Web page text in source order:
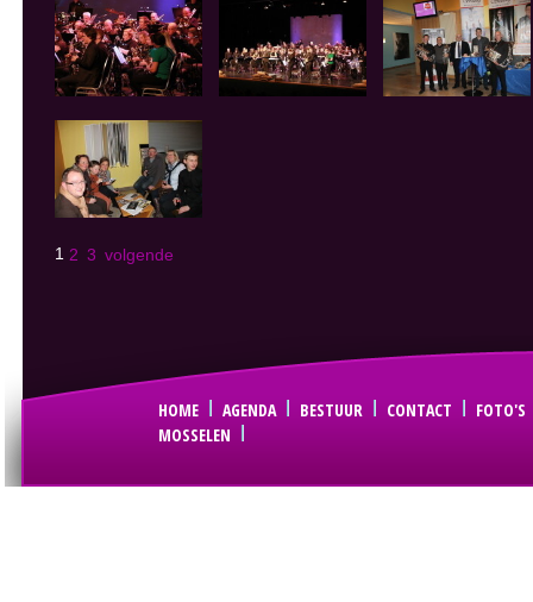
1 2 3 volgende
HOME AGENDA BESTUUR CONTACT
FOTO'S
MOSSELEN